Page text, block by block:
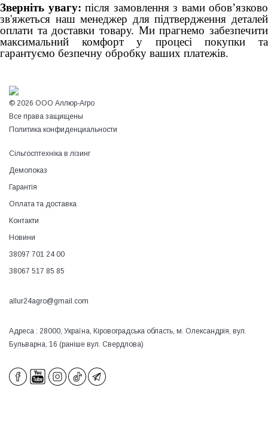
Зверніть увагу: після замовлення з вами обов’язково
зв'яжеться наш менеджер для підтвердження деталей
оплати та доставки товару. Ми прагнемо забезпечити
максимальний комфорт у процесі покупки та
гарантуємо безпечну обробку ваших платежів.
© 2026 ООО Аллюр-Агро
Все права защищены
Политика конфиденциальности
Сільгосптехніка в лізинг
Демопоказ
Гарантія
Оплата та доставка
Контакти
Новини
38097 701 24 00
38067 517 85 85
allur24agro@gmail.com
Адреса : 28000, Україна, Кіровоградська область, м. Олександрія, вул.
Бульварна, 16 (раніше вул. Свердлова)